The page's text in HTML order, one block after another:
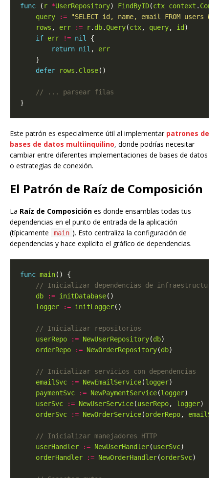
func ( r *UserRepository) FindByID(ctx context .
query
:=
"SELECT id, name, email FROM users
rows , err := r. db.Query(ctx, query, id
if err != nil
return nil , err
defer
rows . Close
Este patrón es especialmente útil al implementar patrones de
bases de datos multiinquilino, donde podrías necesitar
cambiar entre diferentes implementaciones de bases de datos
o estrategias de conexión.
El Patrón de Raíz de Composición
La Raíz de Composición es donde ensamblas todas tus
dependencias en el punto de entrada de la aplicación
(típicamente
main ). Esto centraliza la configuración de
dependencias y hace explícito el gráfico de dependencias.
func main
db
:= initDatabase
logger
:= initLogger
userRepo
:= NewUserRepository(db
orderRepo
:= NewOrderRepository(db
emailSvc
:= NewEmailService(logger
paymentSvc
:= NewPaymentService(logger
userSvc
:= NewUserService(userRepo, logger
orderSvc
:= NewOrderService(orderRepo, emailSvc
userHandler
:= NewUserHandler(userSvc
orderHandler
:= NewOrderHandler(orderSvc